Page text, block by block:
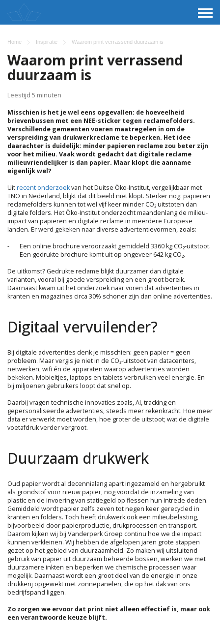
Home Inspiratie Waarom print verrassend duurzaam is
Waarom print verrassend
duurzaam is
Leestijd 5 minuten
Misschien is het je wel eens opgevallen: de hoeveelheid
brievenbussen met een NEE-sticker tegen reclamefolders.
Verschillende gemeenten voeren maatregelen in om de
verspreiding van drukwerkreclame te beperken. Het idee
daarachter is duidelijk: minder papieren reclame zou beter zijn
voor het milieu. Vaak wordt gedacht dat digitale reclame
milieuvriendelijker is dan papier. Maar klopt die aanname
eigenlijk wel?
Uitrecent onderzoekvan het Duitse Öko-Institut, vergelijkbaar met
TNO in Nederland, blijkt dat dit beeld niet klopt. Sterker nog: papieren
reclamefolders kunnen tot wel vijf keer minder CO₂ uitstoten dan
digitale folders. Het Öko-Institut onderzocht maandenlang de milieu-
impact van papieren en digitale reclame in meerdere Europese
landen. Er werd gekeken naar diverse advertentievormen, zoals:
-
Een online brochure veroorzaakt gemiddeld 3360 kg CO₂-uitstoot.
-
Een gedrukte brochure komt uit op ongeveer 642 kg CO₂.
De uitkomst? Gedrukte reclame blijkt duurzamer dan digitale
varianten, vooral bij goede verspreiding en een groot bereik.
Daarnaast kwam uit het onderzoek naar voren dat advertenties in
kranten en magazines circa 30% schoner zijn dan online advertenties.
Digitaal vervuilender?
Bij digitale advertenties denk je misschien: geen papier = geen
probleem. Maar vergis je niet in de CO₂-uitstoot van datacenters,
netwerken, wifi én de apparaten waarop advertenties worden
bekeken. Mobieltjes, laptops en tablets verbruiken veel energie. En
bij miljoenen gebruikers loopt dat snel op.
Daarbij vragen technische innovaties zoals, AI, tracking en
gepersonaliseerde advertenties, steeds meer rekenkracht. Hoe meer
data er verwerkt moet worden, hoe groter de uitstoot; wat de digitale
voetafdruk verder vergroot.
Duurzaam drukwerk
Oud papier wordt al decennialang apart ingezameld en hergebruikt
als grondstof voor nieuw papier, nog voordat de inzameling van
plastic en de invoering van statiegeld op flessen hun intrede deden.
Gemiddeld wordt papier zelfs zeven tot negen keer gerecycled in
kranten en folders. Toch heeft drukwerk ook een milieubelasting,
bijvoorbeeld door papierproductie, drukprocessen en transport.
Daarom kijken wij bij Vanderperk Groep continu hoe we die impact
kunnen verkleinen. Wij hebben de afgelopen jaren grote stappen
gezet op het gebied van duurzaamheid. Zo maken wij uitsluitend
gebruik van papier uit duurzaam beheerde bossen, werken we met
duurzamere inkten en beperken we chemische processen waar
mogelijk. Daarnaast wordt een groot deel van de energie in onze
drukkerij opgewekt met zonnepanelen, die op het dak van ons
bedrijfspand liggen.
Zo zorgen we ervoor dat print niet alleen effectief is, maar ook
een verantwoorde keuze blijft.